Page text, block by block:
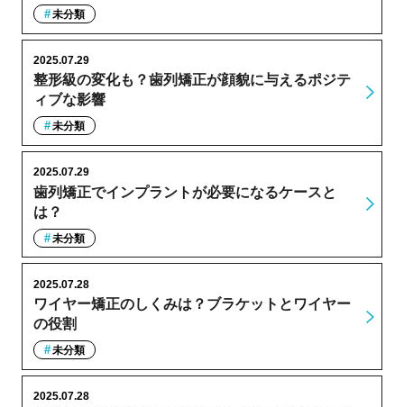
未分類
整形級の変化も？歯列矯正が顔貌に与えるポジテ
ィブな影響
2025.07.29
未分類
歯列矯正でインプラントが必要になるケースと
は？
2025.07.29
未分類
ワイヤー矯正のしくみは？ブラケットとワイヤー
の役割
2025.07.28
未分類
2025.07.28